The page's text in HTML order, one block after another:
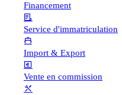
Financement
Service d'immatriculation
Import & Export
Vente en commission